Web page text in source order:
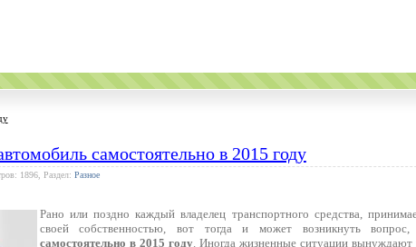
самостоятельно в 2015 году
1896, Раздел: Разное
Рано или поздно каждый владелец транспортного средства,
своей собственностью, вот тогда и может возникнуть
самостоятельно в 2015 году. Иногда жизненные ситуации вынуждают